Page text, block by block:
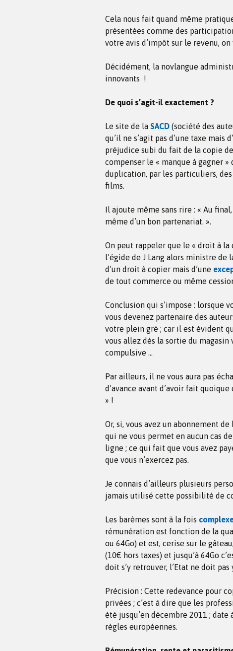
Cela nous fait quand même
présentées comme des
votre avis d’impôt sur le revenu,
Décidément, la novlangue
innovants !
De quoi s’agit-il exactement ?
Le site de la SACD (société des
qu’il ne s’agit pas d’une taxe
préjudice subi du fait de la copie
compenser le « manque à gagner
duplication, par les particuliers,
films.
Il ajoute même sans rire : « Au
même d’un bon partenariat. ».
On peut rappeler que le « droit à la
l’égide de J Lang alors ministre de
d’un droit à copier mais d’une
de tout commerce ou même
Conclusion qui s’impose : lorsque
vous devenez partenaire des
votre plein gré ; car il est évident
vous allez dès la sortie du
compulsive …
Par ailleurs, il ne vous aura pas
d’avance avant d’avoir fait
» !
Or, si, vous avez un abonnement
qui ne vous permet en aucun cas
ligne ; ce qui fait que vous avez
que vous n’exercez pas.
Je connais d’ailleurs plusieurs
jamais utilisé cette possibilité de
Les barèmes sont à la fois
rémunération est fonction de la
ou 64Go) et est, cerise sur le
(10€ hors taxes) et jusqu’à 64Go
doit s’y retrouver, l’Etat ne doit pas
Précision : Cette redevance pour
privées ; c’est à dire que les
été jusqu’en décembre 2011 ;
règles européennes.